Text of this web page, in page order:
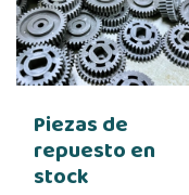
Piezas de
repuesto en
stock